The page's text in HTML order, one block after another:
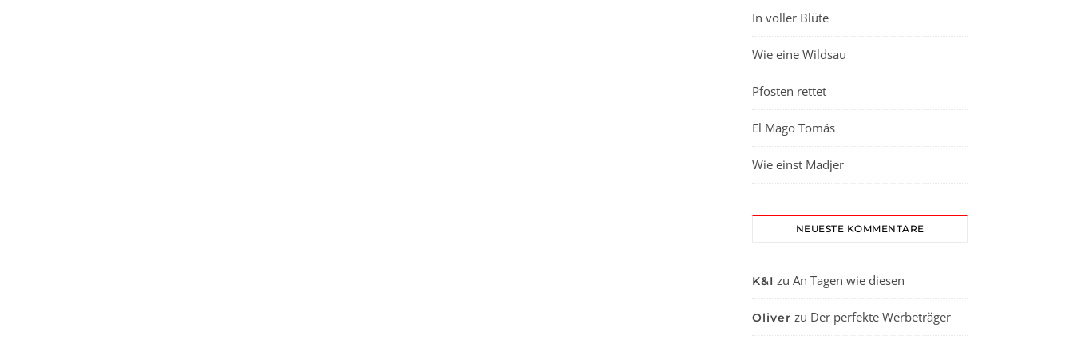
In voller Blüte
Wie eine Wildsau
Pfosten rettet
El Mago Tomás
Wie einst Madjer
NEUESTE KOMMENTARE
K&I zu An Tagen wie diesen
Oliver zu Der perfekte Werbeträger